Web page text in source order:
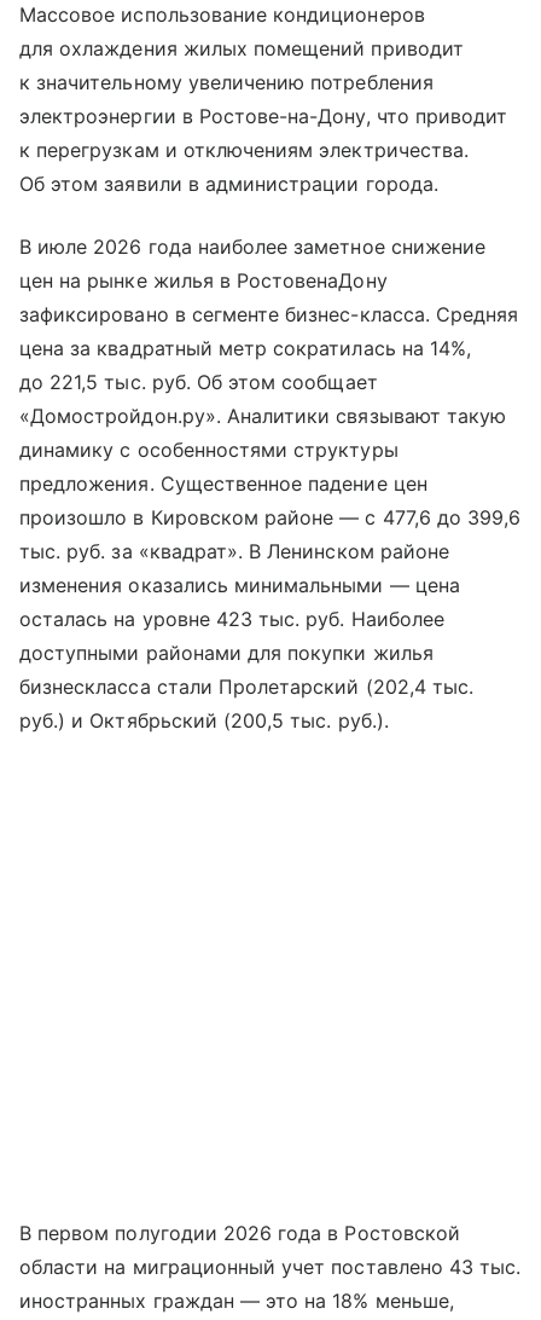
Массовое использование кондиционеров
для охлаждения жилых помещений приводит
к значительному увеличению потребления
электроэнергии в Ростове-на-Дону, что приводит
к перегрузкам и отключениям электричества.
Об этом заявили в администрации города.
В июле 2026 года наиболее заметное снижение
цен на рынке жилья в РостовенаДону
зафиксировано в сегменте бизнес-класса. Средняя
цена за квадратный метр сократилась на 14%,
до 221,5 тыс. руб. Об этом сообщает
«Домостройдон.ру». Аналитики связывают такую
динамику с особенностями структуры
предложения. Существенное падение цен
произошло в Кировском районе — с 477,6 до 399,6
тыс. руб. за «квадрат». В Ленинском районе
изменения оказались минимальными — цена
осталась на уровне 423 тыс. руб. Наиболее
доступными районами для покупки жилья
бизнескласса стали Пролетарский (202,4 тыс.
руб.) и Октябрьский (200,5 тыс. руб.).
В первом полугодии 2026 года в Ростовской
области на миграционный учет поставлено 43 тыс.
иностранных граждан — это на 18% меньше,